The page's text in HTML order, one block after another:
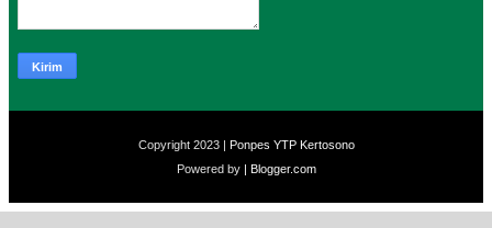
Copyright 2023 |
Ponpes YTP Kertosono
Powered by
| Blogger.com